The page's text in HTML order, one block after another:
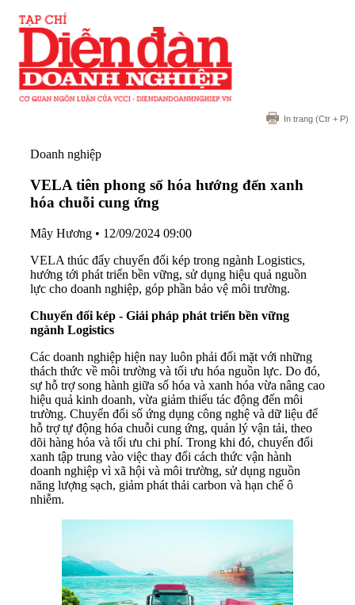
In trang (Ctr + P)
Doanh nghiệp
VELA tiên phong số hóa hướng đến xanh
hóa chuỗi cung ứng
Mây Hương • 12/09/2024 09:00
VELA thúc đẩy chuyển đổi kép trong ngành Logistics,
hướng tới phát triển bền vững, sử dụng hiệu quả nguồn
lực cho doanh nghiệp, góp phần bảo vệ môi trường.
Chuyển đổi kép - Giải pháp phát triển bền vững
ngành Logistics
Các doanh nghiệp hiện nay luôn phải đối mặt với những
thách thức về môi trường và tối ưu hóa nguồn lực. Do đó,
sự hỗ trợ song hành giữa số hóa và xanh hóa vừa nâng cao
hiệu quả kinh doanh, vừa giảm thiểu tác động đến môi
trường. Chuyển đổi số ứng dụng công nghệ và dữ liệu để
hỗ trợ tự động hóa chuỗi cung ứng, quản lý vận tải, theo
dõi hàng hóa và tối ưu chi phí. Trong khi đó, chuyển đổi
xanh tập trung vào việc thay đổi cách thức vận hành
doanh nghiệp vì xã hội và môi trường, sử dụng nguồn
năng lượng sạch, giảm phát thải carbon và hạn chế ô
nhiễm.